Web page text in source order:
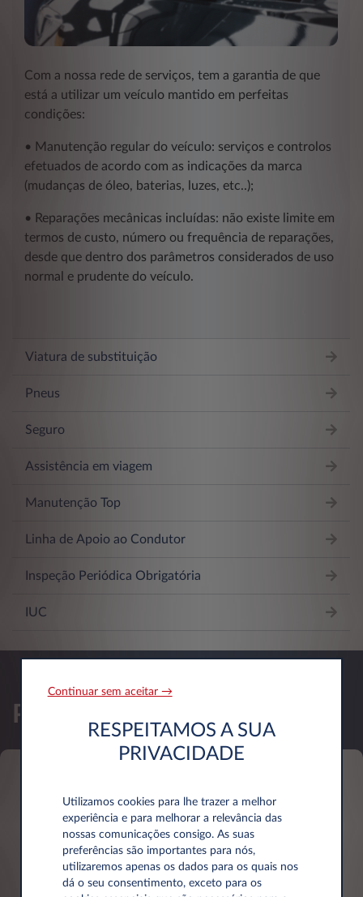
Com a nossa rede de serviços, tem a garantia de que
está a utilizar um veículo mantido em perfeitas
condições:
• Manutenção regular do veículo: serviços e controlos
efetuados de acordo com as indicações da marca
(mudanças de óleo, baterias, luzes, etc..);
• Reparações mecânicas incluídas: não existe limite em
termos de custo, número ou frequência de reparações,
desde que dentro dos parâmetros considerados de uso
normal e prudente do veículo.
Viatura de substituição
Pneus
Seguro
Assistência em viagem
Manutenção Top
Linha de Apoio ao Condutor
Inspeção Periódica Obrigatória
IUC
Peça uma cotação
Dados pessoais
Nome*
Continuar sem aceitar →
RESPEITAMOS A SUA
PRIVACIDADE
Utilizamos cookies para lhe trazer a melhor
experiência e para melhorar a relevância das
nossas comunicações consigo. As suas
preferências são importantes para nós,
utilizaremos apenas os dados para os quais nos
dá o seu consentimento, exceto para os